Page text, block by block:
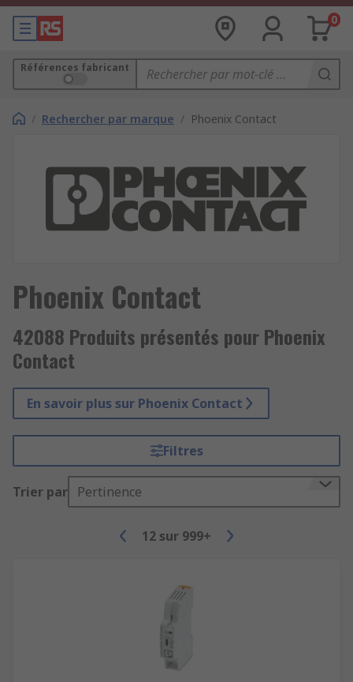
0
Références fabricant
/ Rechercher par marque / Phoenix Contact
Phoenix Contact
42088 Produits présentés pour Phoenix
Contact
En savoir plus sur Phoenix Contact
Filtres
Trier par Pertinence
12 sur 999+